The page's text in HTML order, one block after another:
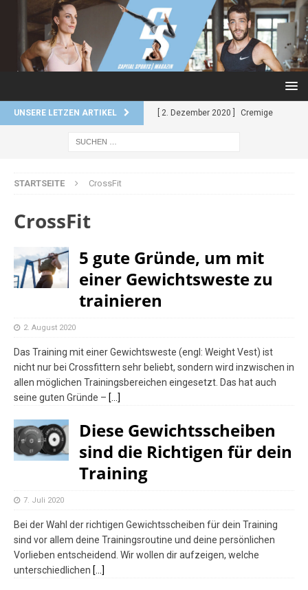
UNSERE LETZEN ARTIKEL [ 2. Dezember 2020 ] Cremige
[ 27. November 2020 ] Superfood
Kekse – Super schnell. Super
einfach.
Yearwood – Judo ATHLETEN
STARTSEITE CrossFit
CrossFit
5 gute Gründe, um mit
einer Gewichtsweste zu
trainieren
2. August 2020
Das Training mit einer Gewichtsweste (engl: Weight Vest) ist
nicht nur bei Crossfittern sehr beliebt, sondern wird inzwischen in
allen möglichen Trainingsbereichen eingesetzt. Das hat auch
seine guten Gründe – […]
Diese Gewichtsscheiben
sind die Richtigen für dein
Training
7. Juli 2020
Bei der Wahl der richtigen Gewichtsscheiben für dein Training
sind vor allem deine Trainingsroutine und deine persönlichen
Vorlieben entscheidend. Wir wollen dir aufzeigen, welche
unterschiedlichen […]